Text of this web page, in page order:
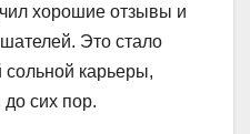
хорошие отзывы и
Это стало
карьеры,
до сих пор.